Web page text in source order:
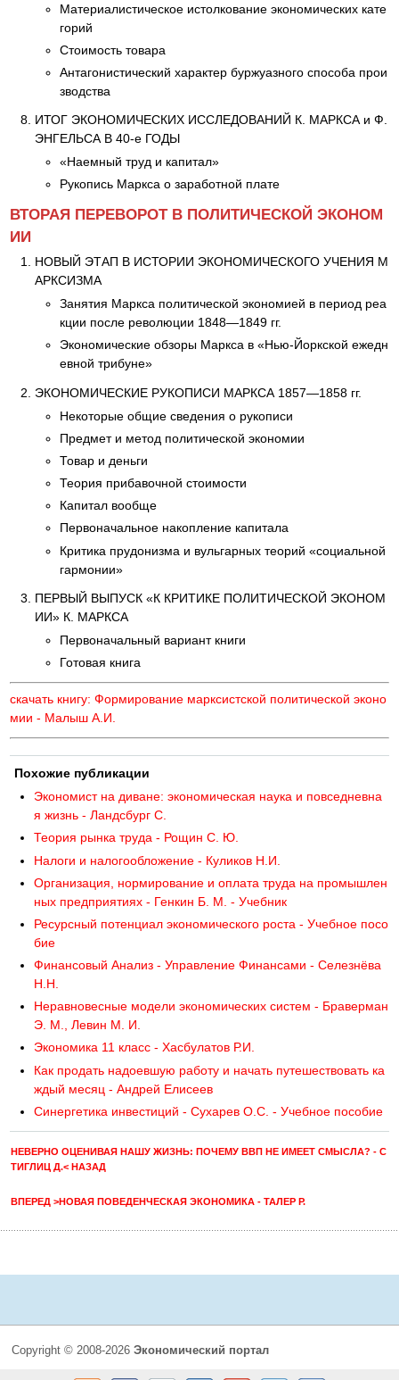
Материалистическое истолкование экономических кате
горий
Стоимость товара
Антагонистический характер буржуазного способа прои
зводства
ИТОГ ЭКОНОМИЧЕСКИХ ИССЛЕДОВАНИЙ К. МАРКСА и Ф.
ЭНГЕЛЬСА В 40-е ГОДЫ
«Наемный труд и капитал»
Рукопись Маркса о заработной плате
ВТОРАЯ ПЕРЕВОРОТ В ПОЛИТИЧЕСКОЙ ЭКОНОМ
ИИ
НОВЫЙ ЭТАП В ИСТОРИИ ЭКОНОМИЧЕСКОГО УЧЕНИЯ М
АРКСИЗМА
Занятия Маркса политической экономией в период реа
кции после революции 1848—1849 гг.
Экономические обзоры Маркса в «Нью-Йоркской ежедн
евной трибуне»
ЭКОНОМИЧЕСКИЕ РУКОПИСИ МАРКСА 1857—1858 гг.
Некоторые общие сведения о рукописи
Предмет и метод политической экономии
Товар и деньги
Теория прибавочной стоимости
Капитал вообще
Первоначальное накопление капитала
Критика прудонизма и вульгарных теорий «социальной
гармонии»
ПЕРВЫЙ ВЫПУСК «К КРИТИКЕ ПОЛИТИЧЕСКОЙ ЭКОНОМ
ИИ» К. МАРКСА
Первоначальный вариант книги
Готовая книга
скачать книгу: Формирование марксистской политической эконо
мии - Малыш А.И.
Похожие публикации
Экономист на диване: экономическая наука и повседневна
я жизнь - Ландсбург С.
Теория рынка труда - Рощин С. Ю.
Налоги и налогообложение - Куликов Н.И.
Организация, нормирование и оплата труда на промышлен
ных предприятиях - Генкин Б. М. - Учебник
Ресурсный потенциал экономического роста - Учебное посо
бие
Финансовый Анализ - Управление Финансами - Селезнёва
Н.Н.
Неравновесные модели экономических систем - Браверман
Э. М., Левин М. И.
Экономика 11 класс - Хасбулатов Р.И.
Как продать надоевшую работу и начать путешествовать ка
ждый месяц - Андрей Елисеев
Синергетика инвестиций - Сухарев О.С. - Учебное пособие
НЕВЕРНО ОЦЕНИВАЯ НАШУ ЖИЗНЬ: ПОЧЕМУ ВВП НЕ ИМЕЕТ СМЫСЛА? - С
ТИГЛИЦ Д.< НАЗАД
ВПЕРЕД >НОВАЯ ПОВЕДЕНЧЕСКАЯ ЭКОНОМИКА - ТАЛЕР Р.
Copyright © 2008-2026 Экономический портал